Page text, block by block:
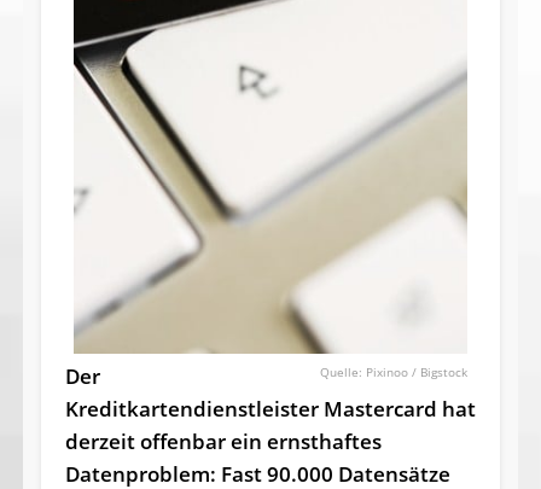
Pixinoo / Bigstock
Der
Kreditkartendienstleister Mastercard hat
derzeit offenbar ein ernsthaftes
Datenproblem: Fast 90.000 Datensätze